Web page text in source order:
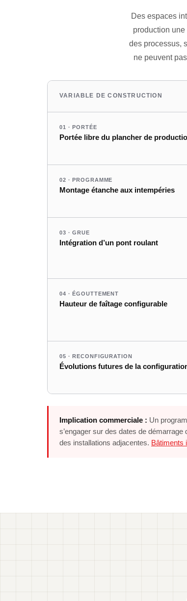
Des espaces
production
des processus,
ne peuvent
VARIABLE DE CONSTRUCTION
01 · PORTÉE
Portée libre du plancher de
02 · PROGRAMME
Montage étanche aux intempéries
03 · GRUE
Intégration d’un pont roulant
04 · ÉGOUTTEMENT
Hauteur de faîtage configurable
05 · RECONFIGURATION
Évolutions futures de la
Implication commerciale : Un
s’engager sur des dates de
des installations adjacentes. Bâtiments